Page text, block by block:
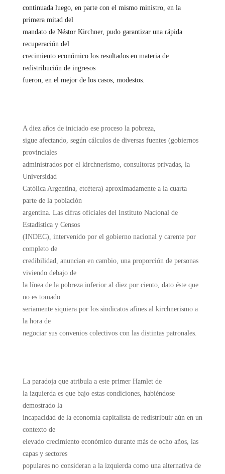
continuada luego, en parte con el mismo ministro, en la
primera mitad del
mandato de Néstor Kirchner, pudo garantizar una rápida
recuperación del
crecimiento económico los resultados en materia de
redistribución de ingresos
fueron, en el mejor de los casos, modestos.
A diez años de iniciado ese proceso la pobreza,
sigue afectando, según cálculos de diversas fuentes (gobiernos
provinciales
administrados por el kirchnerismo, consultoras privadas, la
Universidad
Católica Argentina, etcétera) aproximadamente a la cuarta
parte de la población
argentina. Las cifras oficiales del Instituto Nacional de
Estadística y Censos
(INDEC), intervenido por el gobierno nacional y carente por
completo de
credibilidad, anuncian en cambio, una proporción de personas
viviendo debajo de
la línea de la pobreza inferior al diez por ciento, dato éste que
no es tomado
seriamente siquiera por los sindicatos afines al kirchnerismo a
la hora de
negociar sus convenios colectivos con las distintas patronales.
La paradoja que atribula a este primer Hamlet de
la izquierda es que bajo estas condiciones, habiéndose
demostrado la
incapacidad de la economía capitalista de redistribuir aún en un
contexto de
elevado crecimiento económico durante más de ocho años, las
capas y sectores
populares no consideran a la izquierda como una alternativa de